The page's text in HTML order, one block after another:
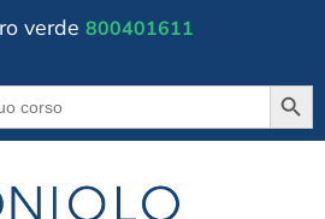
verde 800401611